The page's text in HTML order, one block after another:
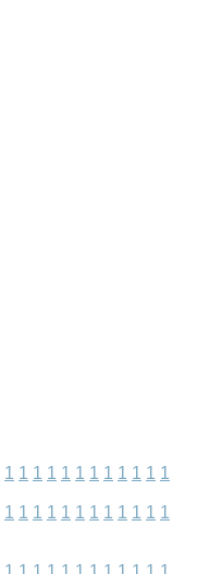
1 1 1 1 1 1 1 1 1 1 1 1
1 1 1 1 1 1 1 1 1 1 1 1